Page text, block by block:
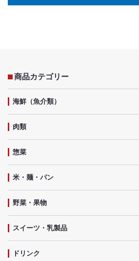
商品カテゴリー
海鮮（魚介類）
肉類
惣菜
米・麺・パン
野菜・果物
スイーツ・乳製品
ドリンク